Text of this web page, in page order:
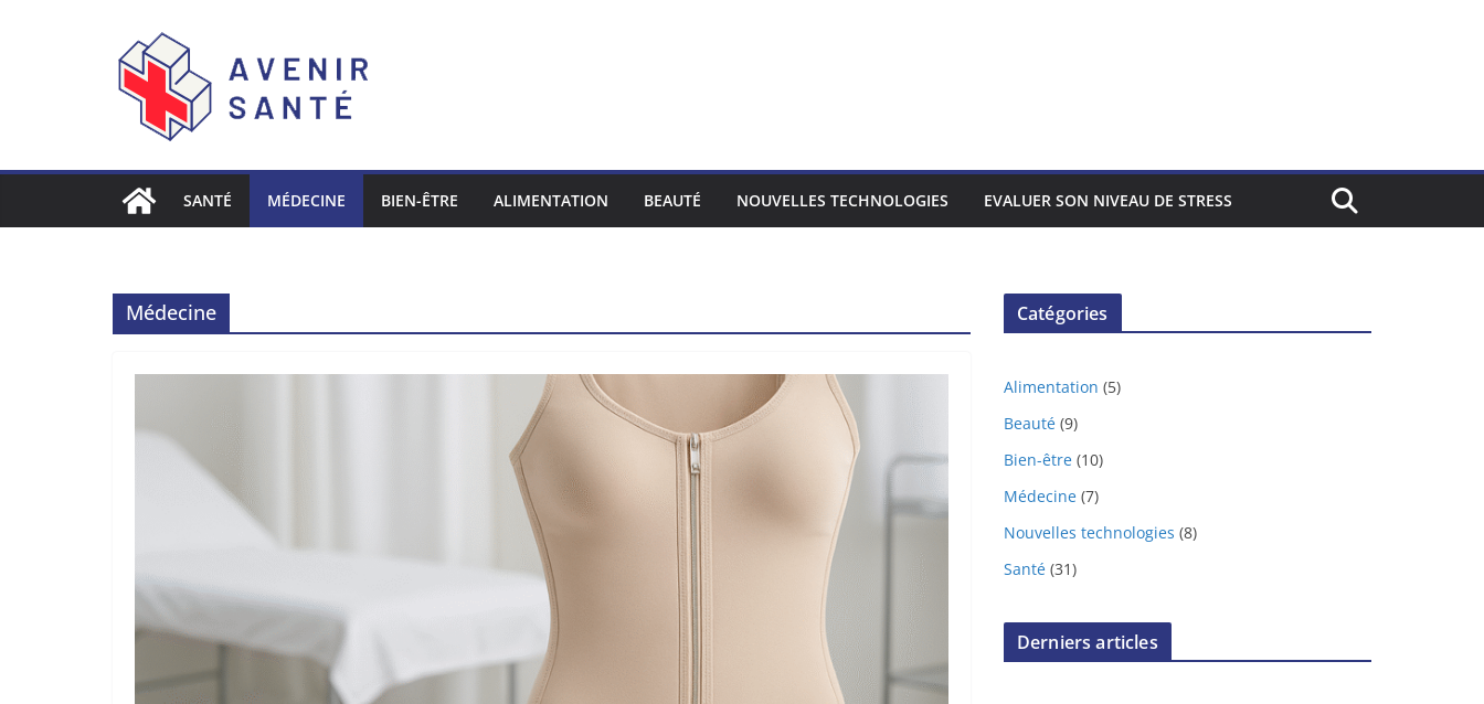
SANTÉ MÉDECINE BIEN-ÊTRE ALIMENTATION BEAUTÉ NOUVELLES TECHNOLOGIES EVALUER SON NIVEAU DE STRESS
Médecine Catégories
Alimentation (5)
Beauté (9)
Bien-être (10)
Médecine (7)
Nouvelles technologies (8)
Santé (31)
Derniers articles